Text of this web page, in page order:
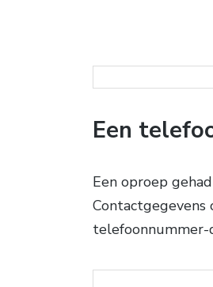
Een
Een oproep
telefoonnummer-